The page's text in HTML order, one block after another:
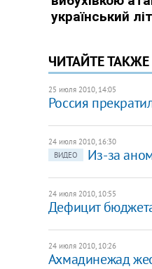
ЧИТАЙТЕ ТАКЖЕ
25 июля 2010, 14:05
Россия
24 июля 2010, 16:30
ВИДЕО
Из-за
24 июля 2010, 10:55
Дефицит
24 июля 2010, 10:26
Ахмадинежад